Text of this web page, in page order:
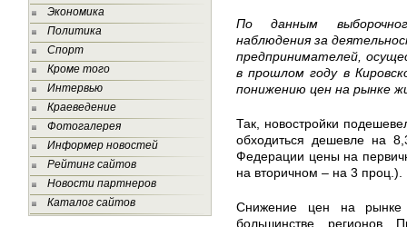
Экономика
Политика
Спорт
Кроме того
Интервью
Краеведение
Фотогалерея
Информер новостей
Рейтинг сайтов
Новости партнеров
Каталог сайтов
По данным
наблюдения за
предпринимателей,
в прошлом году в
понижению цен на рынке
Так, новостройки
обходиться дешевле на
Федерации цены на
на вторичном – на 3 проц.).
Снижение цен на
большинстве регионов